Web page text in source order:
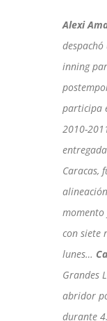
Alexi
inning
participa
2010-
Caracas,
momento
con siete
lunes…
Grandes
abridor
durante